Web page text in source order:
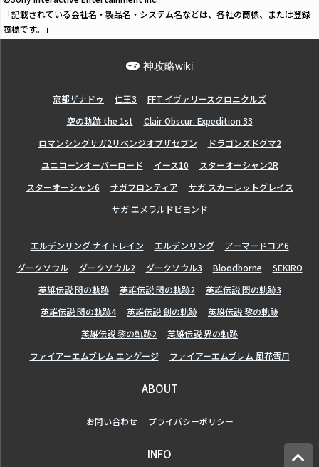
「記載されている会社名・製品名・システム名などは、各社の商標、または登録
商標です。」
神攻略wiki
亰都ザナドゥ 仁王3
FFT イヴァリースクロニクルズ
空の軌跡 the 1st
Clair Obscur: Expedition 33
ロマンシングサガ2リベンジオブザセブン
ドラゴンズドグマ2
ユニコーンオーバーロード
イース10
スターオーシャン2R
スターオーシャン6
サガフロンティア
サガ スカーレットグレイス
サガ エメラルドビヨンド
エルデンリング ナイトレイン エルデンリング
アーマードコア6
ダークソウル
ダークソウル2 ダークソウル3 Bloodborne
SEKIRO
英雄伝説 閃の軌跡
英雄伝説 閃の軌跡2
英雄伝説 閃の軌跡3
英雄伝説 閃の軌跡4
英雄伝説 創の軌跡
英雄伝説 黎の軌跡
英雄伝説 黎の軌跡2
英雄伝説 界の軌跡
ファイアーエムブレム エンゲージ
ファイアーエムブレム 風花雪月
ABOUT
お問い合わせ プライバシーポリシー
INFO